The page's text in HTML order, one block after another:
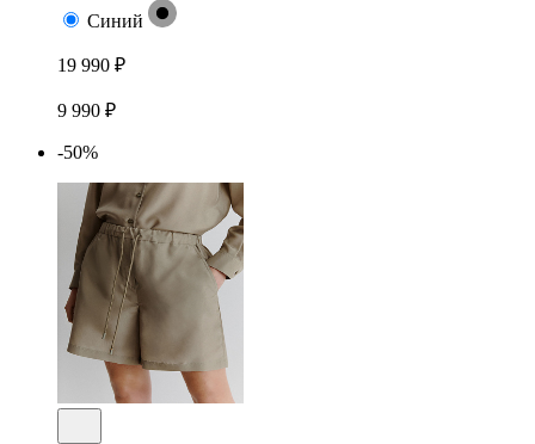
Синий
19 990 ₽
9 990 ₽
-50%